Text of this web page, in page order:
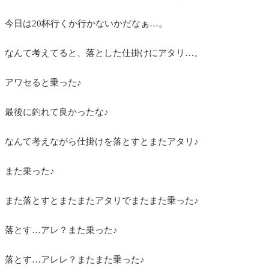
今日は20杯行くか行かないかだなぁ…。
なんて考えてると、落とした仕掛けにアタリ…。
アワセると乗った♪
最後に釣れて良かったな♪
なんて考えながら仕掛けを落とすとまたアタリ♪
また乗った♪
また落とすとまたまたアタリでまたまた乗った♪
落とす…アレ？また乗った♪
落とす…アレレ？またまた乗った♪